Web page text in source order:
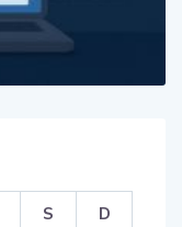
S D